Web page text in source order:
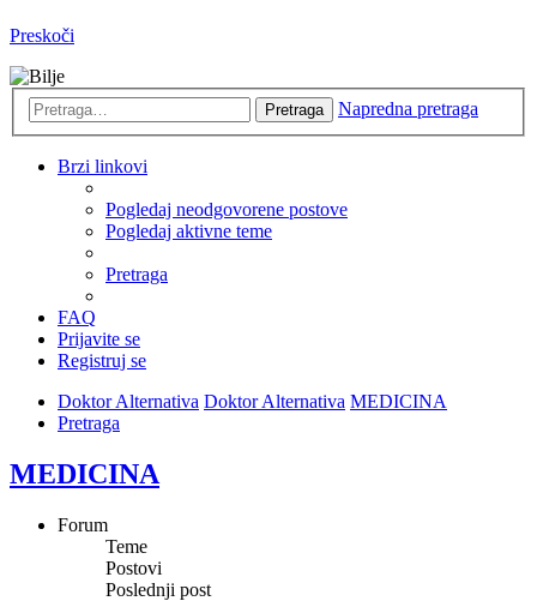
Preskoči
Pretraga Napredna pretraga
Brzi linkovi
Pogledaj neodgovorene postove
Pogledaj aktivne teme
Pretraga
FAQ
Prijavite se
Registruj se
Doktor Alternativa Doktor Alternativa MEDICINA
Pretraga
MEDICINA
Forum
Teme
Postovi
Poslednji post